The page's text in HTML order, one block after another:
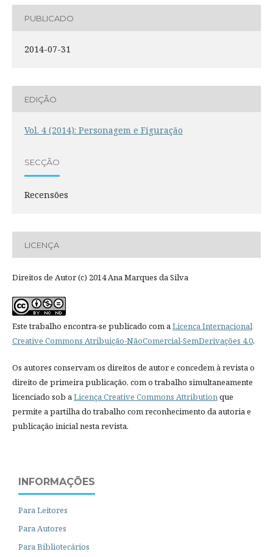
PUBLICADO
2014-07-31
EDIÇÃO
Vol. 4 (2014): Personagem e Figuração
SECÇÃO
Recensões
LICENÇA
Direitos de Autor (c) 2014 Ana Marques da Silva
Este trabalho encontra-se publicado com aLicença Internacional
Creative Commons Atribuição-NãoComercial-SemDerivações 4.0.
Os autores conservam os direitos de autor e concedem à revista o
direito de primeira publicação, com o trabalho simultaneamente
licenciado sob aLicença Creative Commons Attributionque
permite a partilha do trabalho com reconhecimento da autoria e
publicação inicial nesta revista.
INFORMAÇÕES
Para Leitores
Para Autores
Para Bibliotecários